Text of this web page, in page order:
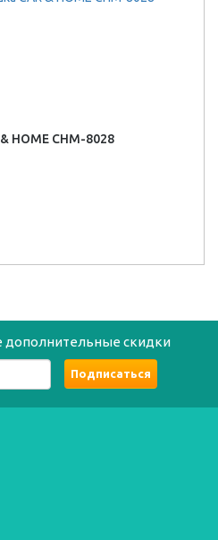
HOME CHM-8028
дополнительные скидки